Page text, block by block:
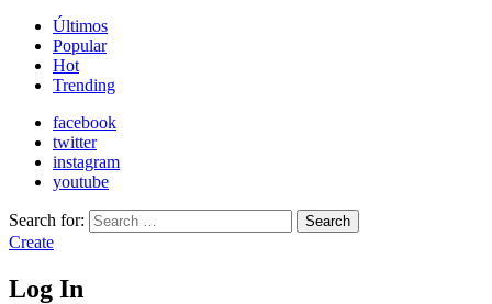
Últimos
Popular
Hot
Trending
facebook
twitter
instagram
youtube
Search for: Search
Create
Log In